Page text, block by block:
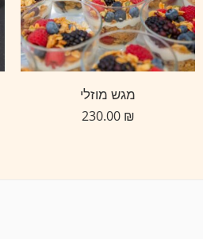
מגש מוזלי
₪
230.00